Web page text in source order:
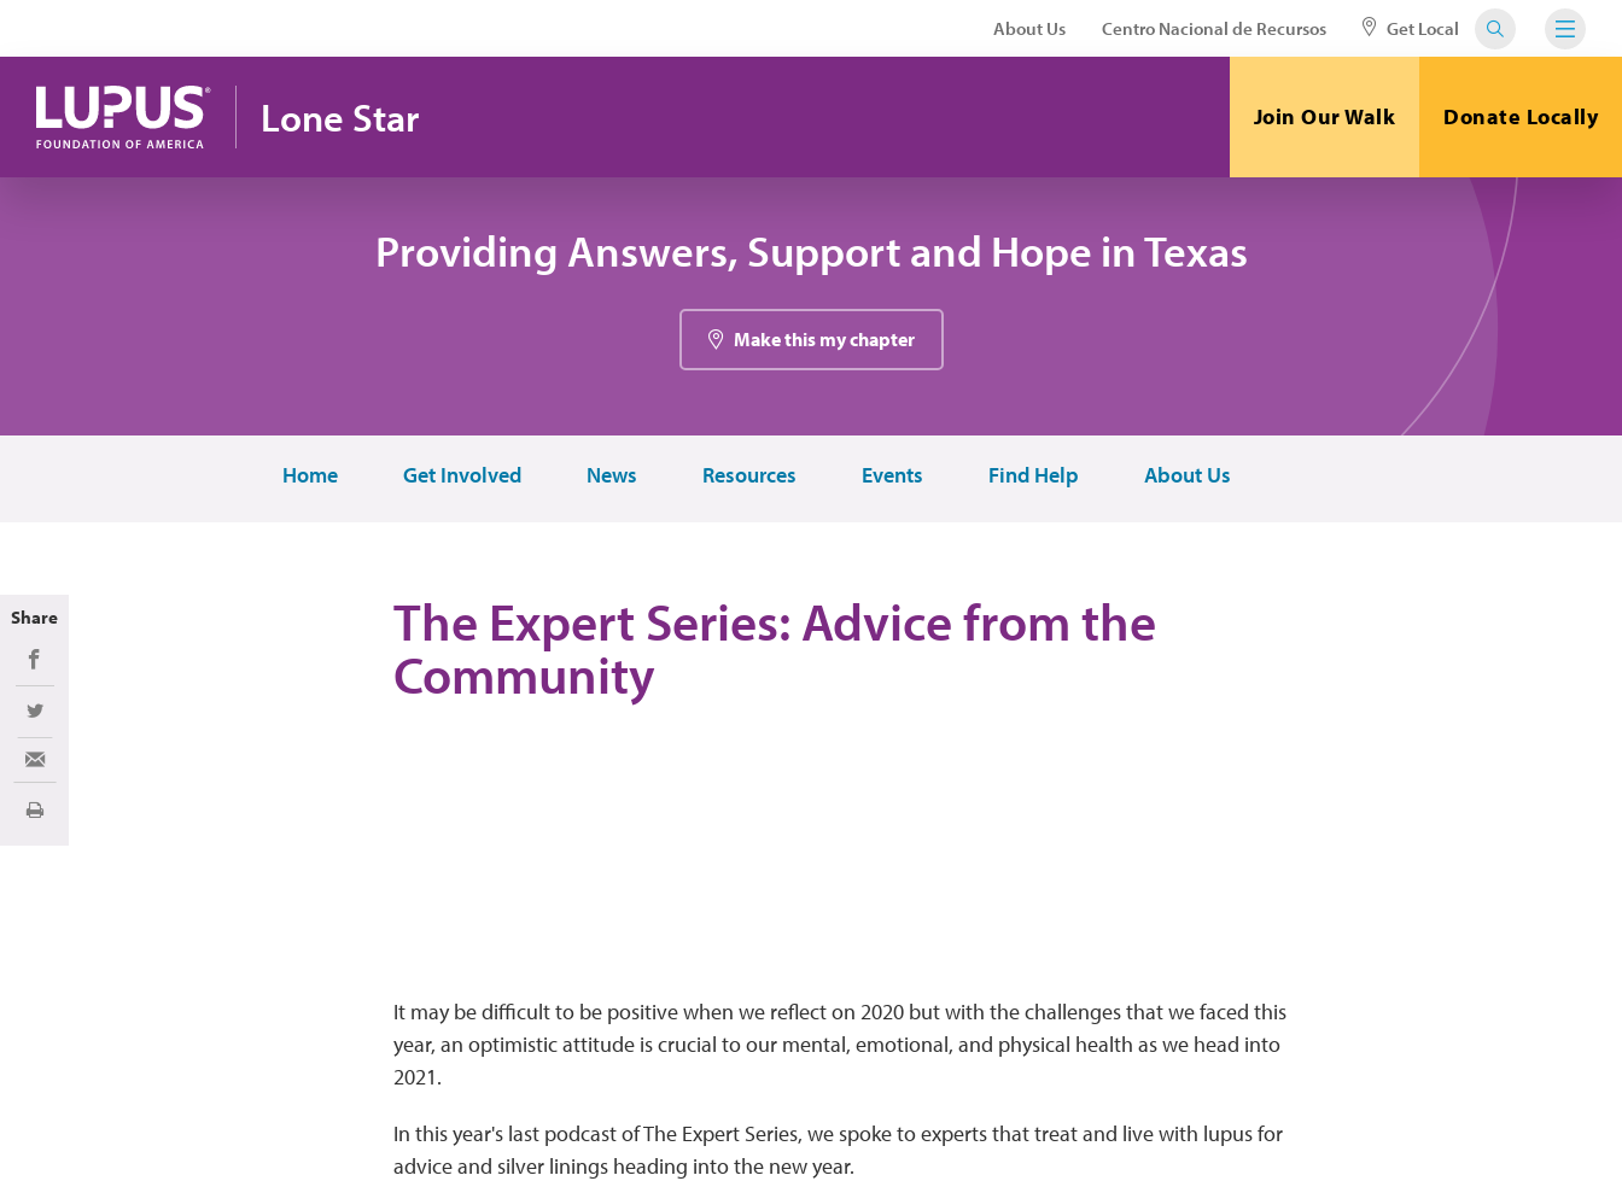
About Us Centro Nacional de Recursos Get Local
Lone Star Join Our Walk Donate Locally
Providing Answers, Support and Hope in Texas
Make this my chapter
Home Get Involved News Resources Events Find Help About Us
The Expert Series: Advice from the
Community
It may be difficult to be positive when we reflect on 2020 but with the challenges that we faced this
year, an optimistic attitude is crucial to our mental, emotional, and physical health as we head into
2021.
In this year's last podcast of The Expert Series, we spoke to experts that treat and live with lupus for
advice and silver linings heading into the new year.
Share
Share on Facebook
Share on Twitter
Share via Email
Imprimir